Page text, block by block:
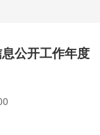
公开工作年度